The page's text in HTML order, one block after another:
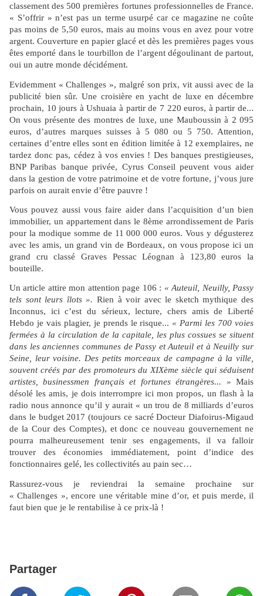
classement des 500 premières fortunes professionnelles de France.
« S’offrir » n’est pas un terme usurpé car ce magazine ne coûte
pas moins de 5,50 euros, mais au moins vous en avez pour votre
argent. Couverture en papier glacé et dès les premières pages vous
êtes emporté dans le tourbillon de l’argent dégoulinant de partout,
oui un autre monde décidément.
Evidemment « Challenges », malgré son prix, vit aussi avec de la
publicité bien sûr. Une croisière en yacht de luxe en décembre
prochain, 10 jours à Ushuaia à partir de 7 220 euros, à partir de...
On vous présente des montres de luxe, une Mauboussin à 2 095
euros, d’autres marques suisses à 5 080 ou 5 750. Attention,
certaines d’entre elles sont en édition limitée à 12 exemplaires, ne
tardez donc pas, cédez à vos envies ! Des banques prestigieuses,
BNP Paribas banque privée, Cyrus Conseil peuvent vous aider
dans la gestion de votre patrimoine et de votre fortune, j’vous jure
parfois on aurait envie d’être pauvre !
Vous pouvez aussi vous faire aider dans l’acquisition d’un bien
immobilier, un appartement dans le 8ème arrondissement de Paris
pour la modique somme de 11 000 000 euros. Vous y dégusterez
avec les amis, un grand vin de Bordeaux, on vous propose ici un
grand cru classé Graves Pessac Léognan à 123,80 euros la
bouteille.
Un article attire mon attention page 106 : « Auteuil, Neuilly, Passy
tels sont leurs îlots ». Rien à voir avec le sketch mythique des
Inconnus, ici c’est du sérieux, lecture, chers amis de Liberté
Hebdo je vais plagier, je prends le risque... « Parmi les 700 voies
fermées à la circulation de la capitale, les plus cossues se situent
dans les anciennes communes de Passy et Auteuil et à Neuilly sur
Seine, leur voisine. Des petits morceaux de campagne à la ville,
souvent créés par des promoteurs du XIXème siècle qui séduisent
artistes, businessmen français et fortunes étrangères... » Mais
désolé les amis, je dois interrompre ici mon propos, un flash à la
radio nous annonce qu’il y aurait « un trou de 8 milliards d’euros
dans le budget 2017 (toujours ce sacré Docteur Diafoirus-Migaud
de la Cour des Comptes), et donc ce nouveau gouvernement ne
pourra malheureusement tenir ses engagements, il va falloir
trouver des économies immédiatement, point d’indice des
fonctionnaires gelé, les collectivités au pain sec…
Rassurez-vous je reviendrai la semaine prochaine sur
« Challenges », encore une véritable mine d’or, et puis merde, il
faut bien que je le rentabilise à ce prix-là !
Partager